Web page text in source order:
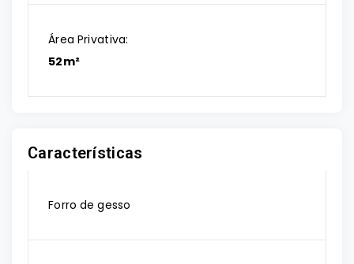
Área Privativa:
52m²
Características
Forro de gesso